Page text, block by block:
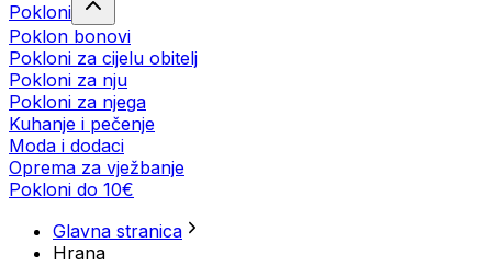
Pokloni
Poklon bonovi
Pokloni za cijelu obitelj
Pokloni za nju
Pokloni za njega
Kuhanje i pečenje
Moda i dodaci
Oprema za vježbanje
Pokloni do 10€
Glavna stranica
Hrana